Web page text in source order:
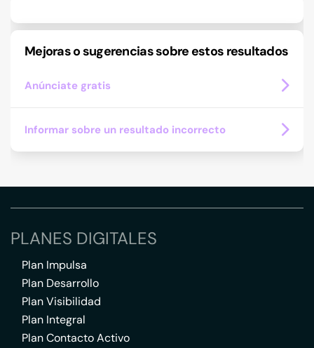
Mejoras o sugerencias sobre estos resultados
Anúnciate gratis
Informar sobre un resultado incorrecto
PLANES DIGITALES
Plan Impulsa
Plan Desarrollo
Plan Visibilidad
Plan Integral
Plan Contacto Activo